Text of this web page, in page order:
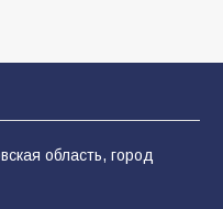
Что на самом
область, город